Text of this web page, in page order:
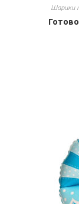
Шарики